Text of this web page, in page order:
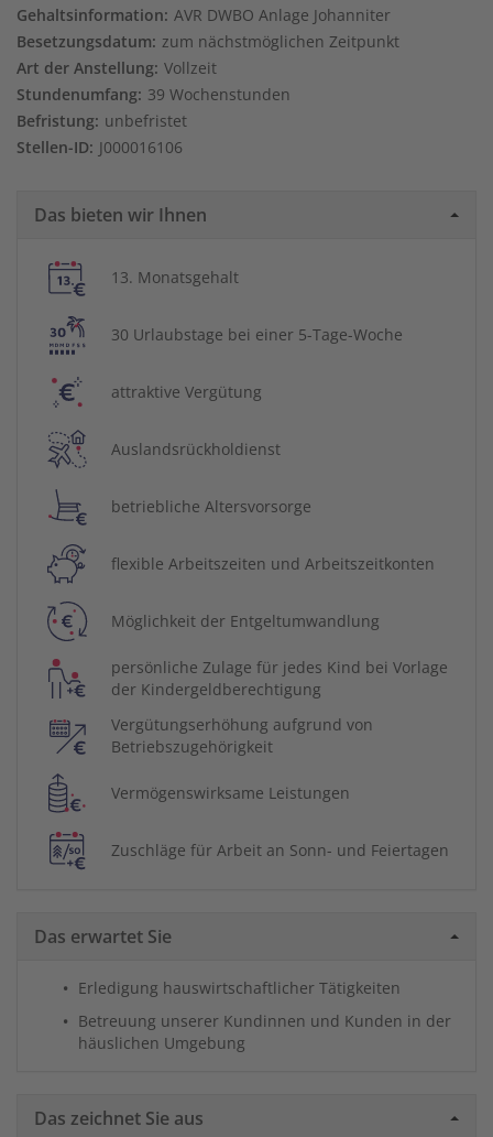
Gehaltsinformation: AVR DWBO Anlage Johanniter
Besetzungsdatum: zum nächstmöglichen Zeitpunkt
Art der Anstellung: Vollzeit
Stundenumfang: 39 Wochenstunden
Befristung: unbefristet
Stellen-ID: J000016106
Das bieten wir Ihnen
13. Monatsgehalt
30 Urlaubstage bei einer 5-Tage-Woche
attraktive Vergütung
Auslandsrückholdienst
betriebliche Altersvorsorge
flexible Arbeitszeiten und Arbeitszeitkonten
Möglichkeit der Entgeltumwandlung
persönliche Zulage für jedes Kind bei Vorlage
der Kindergeldberechtigung
Vergütungserhöhung aufgrund von
Betriebszugehörigkeit
Vermögenswirksame Leistungen
Zuschläge für Arbeit an Sonn- und Feiertagen
Das erwartet Sie
Erledigung hauswirtschaftlicher Tätigkeiten
Betreuung unserer Kundinnen und Kunden in der
häuslichen Umgebung
Das zeichnet Sie aus